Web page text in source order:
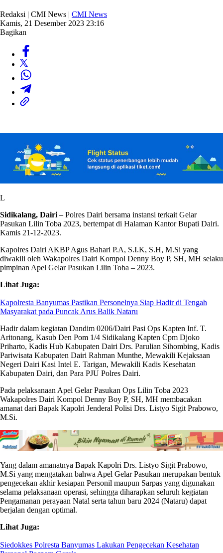
Redaksi | CMI News | CMI News
Kamis, 21 Desember 2023 23:16
Bagikan
L
Sidikalang, Dairi – Polres Dairi bersama instansi terkait Gelar
Pasukan Lilin Toba 2023, bertempat di Halaman Kantor Bupati Dairi.
Kamis 21-12-2023.
Kapolres Dairi AKBP Agus Bahari P.A, S.I.K, S.H, M.Si yang
diwakili oleh Wakapolres Dairi Kompol Denny Boy P, SH, MH selaku
pimpinan Apel Gelar Pasukan Lilin Toba – 2023.
Lihat Juga:
Kapolresta Banyumas Pastikan Personelnya Siap Hadir di Tengah
Masyarakat pada Puncak Arus Balik Nataru
Hadir dalam kegiatan Dandim 0206/Dairi Pasi Ops Kapten Inf. T.
Aritonang, Kasub Den Pom 1/4 Sidikalang Kapten Cpm Djoko
Priharto, Kadis Hub Kabupaten Dairi Drs. Parulian Sihombing, Kadis
Pariwisata Kabupaten Dairi Rahman Munthe, Mewakili Kejaksaan
Negeri Dairi Kasi Intel E. Tarigan, Mewakili Kadis Kesehatan
Kabupaten Dairi, dan Para PJU Polres Dairi.
Pada pelaksanaan Apel Gelar Pasukan Ops Lilin Toba 2023
Wakapolres Dairi Kompol Denny Boy P, SH, MH membacakan
amanat dari Bapak Kapolri Jenderal Polisi Drs. Listyo Sigit Prabowo,
M.Si.
Yang dalam amanatnya Bapak Kapolri Drs. Listyo Sigit Prabowo,
M.Si yang mengatakan bahwa Apel Gelar Pasukan merupakan bentuk
pengecekan akhir kesiapan Personil maupun Sarpas yang digunakan
selama pelaksanaan operasi, sehingga diharapkan seluruh kegiatan
Pengamanan perayaan Natal serta tahun baru 2024 (Nataru) dapat
berjalan dengan optimal.
Lihat Juga:
Siedokkes Polresta Banyumas Lakukan Pengecekan Kesehatan